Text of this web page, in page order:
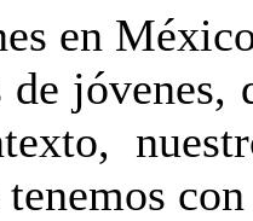
en
jóvenes,